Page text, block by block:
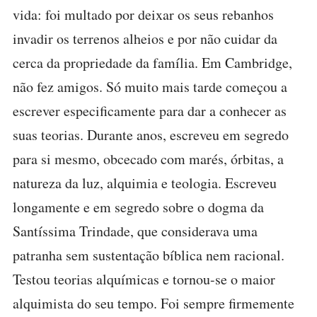
vida: foi multado por deixar os seus rebanhos
invadir os terrenos alheios e por não cuidar da
cerca da propriedade da família. Em Cambridge,
não fez amigos. Só muito mais tarde começou a
escrever especificamente para dar a conhecer as
suas teorias. Durante anos, escreveu em segredo
para si mesmo, obcecado com marés, órbitas, a
natureza da luz, alquimia e teologia. Escreveu
longamente e em segredo sobre o dogma da
Santíssima Trindade, que considerava uma
patranha sem sustentação bíblica nem racional.
Testou teorias alquímicas e tornou-se o maior
alquimista do seu tempo. Foi sempre firmemente